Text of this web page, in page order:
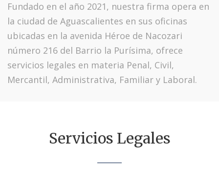
Fundado en el año 2021, nuestra firma opera en
la ciudad de Aguascalientes en sus oficinas
ubicadas en la avenida Héroe de Nacozari
número 216 del Barrio la Purísima, ofrece
servicios legales en materia Penal, Civil,
Mercantil, Administrativa, Familiar y Laboral.
Servicios Legales